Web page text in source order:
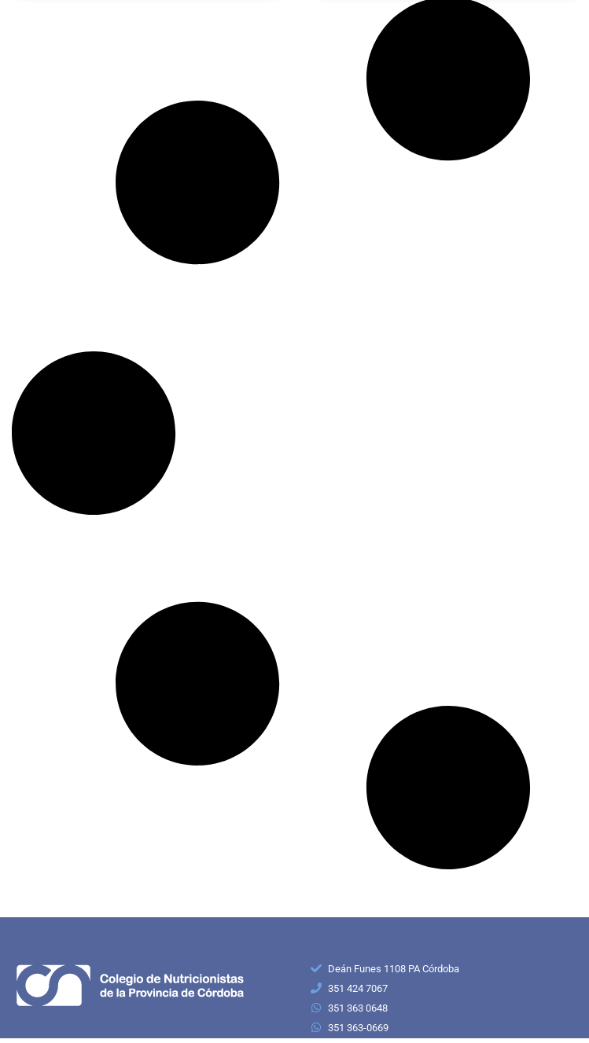
Deán Funes 1108 PA Córdoba
351 424 7067
351 363 0648
351 363-0669